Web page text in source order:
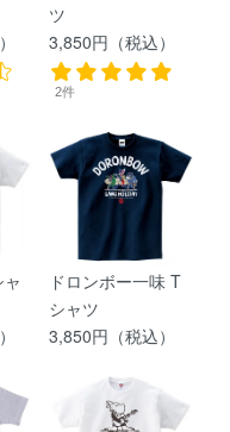
ツ
3,850円（税込）
2件
ドロンボー一味 T
シャツ
3,850円（税込）